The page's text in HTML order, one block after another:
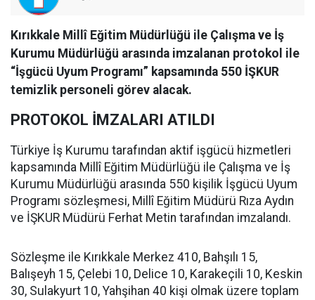
Kırıkkale Millî Eğitim Müdürlüğü ile Çalışma ve İş
Kurumu Müdürlüğü arasında imzalanan protokol ile
“İşgücü Uyum Programı” kapsamında 550 İŞKUR
temizlik personeli görev alacak.
PROTOKOL İMZALARI ATILDI
Türkiye İş Kurumu tarafından aktif işgücü hizmetleri
kapsamında Millî Eğitim Müdürlüğü ile Çalışma ve İş
Kurumu Müdürlüğü arasında 550 kişilik İşgücü Uyum
Programı sözleşmesi, Millî Eğitim Müdürü Rıza Aydın
ve İŞKUR Müdürü Ferhat Metin tarafından imzalandı.
Sözleşme ile Kırıkkale Merkez 410, Bahşılı 15,
Balışeyh 15, Çelebi 10, Delice 10, Karakeçili 10, Keskin
30, Sulakyurt 10, Yahşihan 40 kişi olmak üzere toplam